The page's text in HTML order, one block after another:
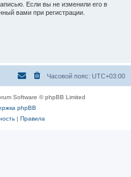
Если вы не изменили его в
вами при регистрации.
Часовой пояс: UTC+03:00
Software © phpBB Limited
phpBB
| Правила